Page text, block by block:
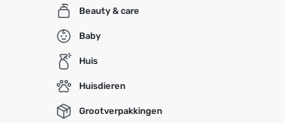
Beauty & care
Baby
Huis
Huisdieren
Grootverpakkingen